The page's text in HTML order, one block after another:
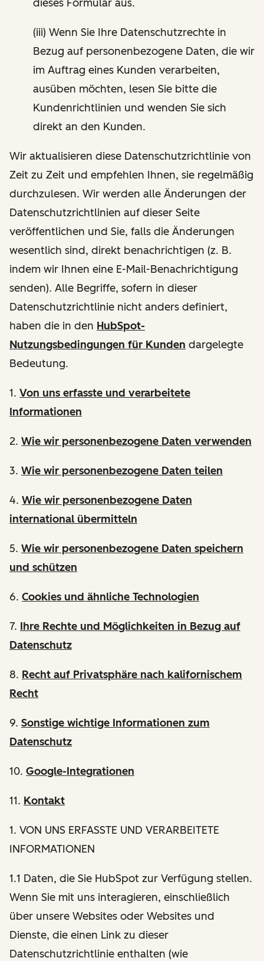
dieses Formular aus.
(iii) Wenn Sie Ihre Datenschutzrechte in
Bezug auf personenbezogene Daten, die wir
im Auftrag eines Kunden verarbeiten,
ausüben möchten, lesen Sie bitte die
Kundenrichtlinien und wenden Sie sich
direkt an den Kunden.
Wir aktualisieren diese Datenschutzrichtlinie von
Zeit zu Zeit und empfehlen Ihnen, sie regelmäßig
durchzulesen. Wir werden alle Änderungen der
Datenschutzrichtlinien auf dieser Seite
veröffentlichen und Sie, falls die Änderungen
wesentlich sind, direkt benachrichtigen (z. B.
indem wir Ihnen eine E-Mail-Benachrichtigung
senden). Alle Begriffe, sofern in dieser
Datenschutzrichtlinie nicht anders definiert,
haben die in den HubSpot-
Nutzungsbedingungen für Kunden dargelegte
Bedeutung.
1. Von uns erfasste und verarbeitete
Informationen
2. Wie wir personenbezogene Daten verwenden
3. Wie wir personenbezogene Daten teilen
4. Wie wir personenbezogene Daten
international übermitteln
5. Wie wir personenbezogene Daten speichern
und schützen
6. Cookies und ähnliche Technologien
7. Ihre Rechte und Möglichkeiten in Bezug auf
Datenschutz
8. Recht auf Privatsphäre nach kalifornischem
Recht
9. Sonstige wichtige Informationen zum
Datenschutz
10. Google-Integrationen
11. Kontakt
1. VON UNS ERFASSTE UND VERARBEITETE
INFORMATIONEN
1.1 Daten, die Sie HubSpot zur Verfügung stellen.
Wenn Sie mit uns interagieren, einschließlich
über unsere Websites oder Websites und
Dienste, die einen Link zu dieser
Datenschutzrichtlinie enthalten (wie